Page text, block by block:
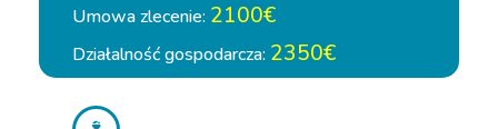
Umowa zlecenie: 2100€
Działalność gospodarcza: 2350€